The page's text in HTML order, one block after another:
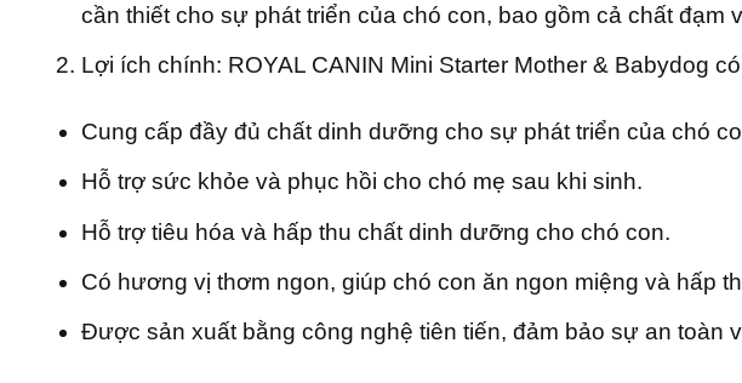
cần thiết cho sự phát triển của chó con, bao gồm cả chất đạm
Lợi ích chính: ROYAL CANIN Mini Starter Mother & Babydog
Cung cấp đầy đủ chất dinh dưỡng cho sự phát triển của chó
Hỗ trợ sức khỏe và phục hồi cho chó mẹ sau khi sinh.
Hỗ trợ tiêu hóa và hấp thu chất dinh dưỡng cho chó con.
Có hương vị thơm ngon, giúp chó con ăn ngon miệng và hấp
Được sản xuất bằng công nghệ tiên tiến, đảm bảo sự an toàn